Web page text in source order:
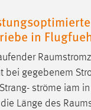
in
bei gegebenem
ströme iam
Länge des
Cookies gesetzt.